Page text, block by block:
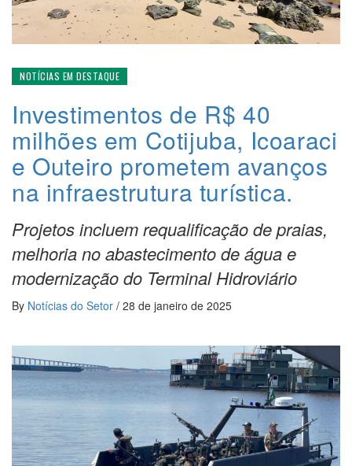
NOTÍCIAS EM DESTAQUE
Investimentos de R$ 40
milhões em Cotijuba, Icoaraci
e Outeiro prometem avanços
na infraestrutura turística.
Projetos incluem requalificação de praias,
melhoria no abastecimento de água e
modernização do Terminal Hidroviário
By Notícias do Setor / 28 de janeiro de 2025